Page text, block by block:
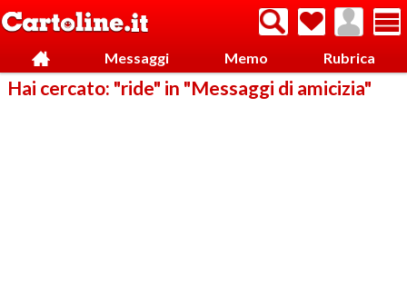
Messaggi Memo Rubrica
Hai cercato: "ride" in "Messaggi di amicizia"